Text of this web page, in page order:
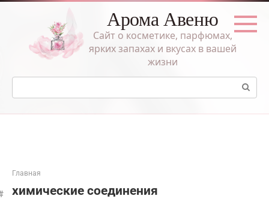
Перейти
Арома Авеню
Сайт о косметике, парфюмах,
ярких запахах и вкусах в вашей
жизни
Поиск:
Главная
химические соединения